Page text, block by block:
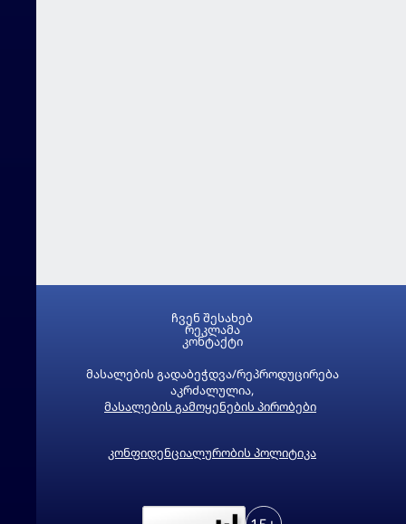
მასალების გადაბეჭდვა/რეპროდუცირება
აკრძალულია,
მასალების გამოყენების პირობები
კონფიდენციალურობის პოლიტიკა
ჩვენ შესახებ
რეკლამა
კონტაქტი